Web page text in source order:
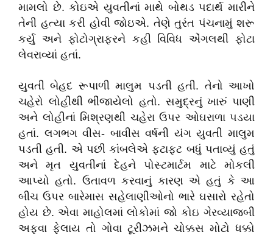
મામલો છે. કોઇએ યુવતીનાં માથે બોથડ પદાર્થ મારીને
તેની હત્યા કરી હોવી જોઇએ. તેણે તુરંત પંચનામું શરૂ
કર્યુ અને ફોટોગ્રાફરને કહી વિવિધ એંગલથી ફોટા
લેવરાવ્યાં હતાં.
યુવતી બેહદ રૂપાળી માલુમ પડતી હતી. તેનો આખો
ચહેરો લોહીથી ભીંજાયેલો હતો. સમુદ્રનું ખારું પાણી
અને લોહીનાં મિશ્રણથી ચહેરા ઉપર ઓઘરાળા પડયા
હતાં. લગભગ વીસ- બાવીસ વર્ષની યંગ યુવતી માલુમ
પડતી હતી. એ પછી કાંબલેએ ફટાફટ બધું પતાવ્યું હતું
અને મૃત યુવતીનાં દેહને પોસ્ટમાર્ટમ માટે મોકલી
આપ્યો હતો. ઉતાવળ કરવાનું કારણ એ હતું કે આ
બીચ ઉપર બારેમાસ સહેલાણીઓનો ભારે ઘસારો રહેતો
હોય છે. એવા માહોલમાં લોકોમાં જો કોઇ ગેરવ્યાજબી
અફવા ફેલાય તો ગોવા ટૂરીઝમને ચોક્કસ મોટો ધક્કો